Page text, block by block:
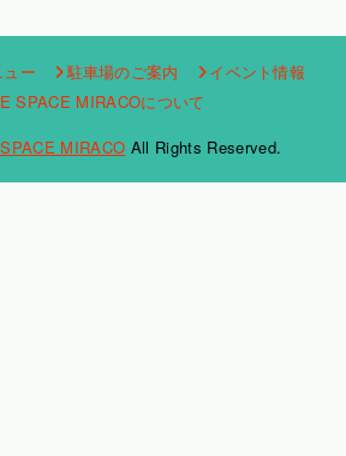
ー 駐車場のご案内
イベント情報
SPACE MIRACOについて
MIRACO All Rights Reserved.